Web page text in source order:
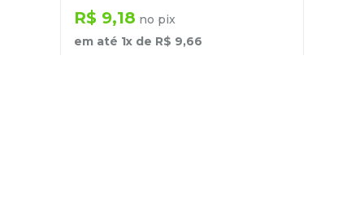
R$ 9,18 no pix
em até 1x de R$ 9,66